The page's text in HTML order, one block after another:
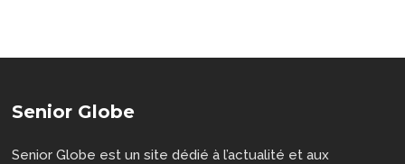
Senior Globe
Senior Globe est un site dédié à l’actualité et aux